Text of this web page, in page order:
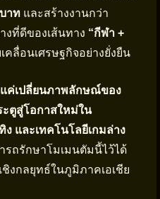
าท และสร้างงานกว่า
งที่ดีของเส้นทาง “กีฬา +
คลื่อนเศรษฐกิจอย่างยั่งยืน
ค่เปลี่ยนภาพลักษณ์ของ
ะตูสู่โอกาสใหม่ใน
และเทคโนโลยีเกมล่าง
รถรักษาโมเมนตัมนี้ไว้ได้
งกลยุทธ์ในภูมิภาคเอเชีย